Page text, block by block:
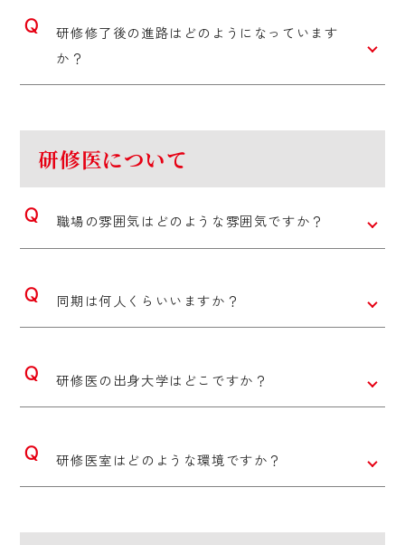
研修修了後の進路はどのようになっています
か？
研修医について
職場の雰囲気はどのような雰囲気ですか？
同期は何人くらいいますか？
研修医の出身大学はどこですか？
研修医室はどのような環境ですか？